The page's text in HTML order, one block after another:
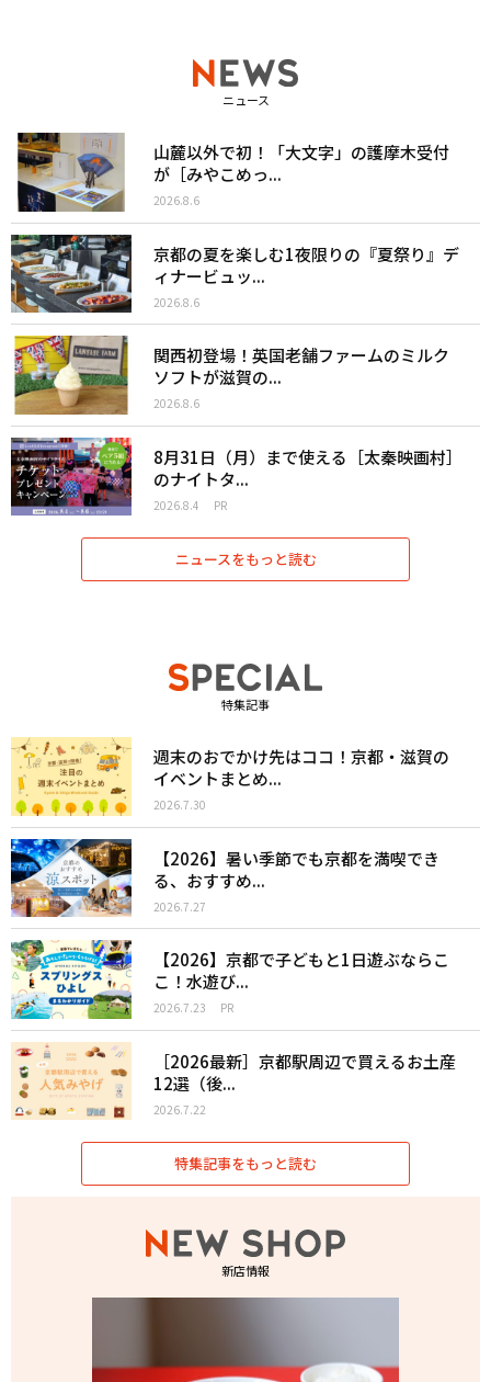
ニュース
山麓以外で初！「大文字」の護摩木受付
が［みやこめっ...
2026.8.6
京都の夏を楽しむ1夜限りの『夏祭り』デ
ィナービュッ...
2026.8.6
関西初登場！英国老舗ファームのミルク
ソフトが滋賀の...
2026.8.6
8月31日（月）まで使える［太秦映画村］
のナイトタ...
2026.8.4 PR
ニュースをもっと読む
特集記事
週末のおでかけ先はココ！京都・滋賀の
イベントまとめ...
2026.7.30
【2026】暑い季節でも京都を満喫でき
る、おすすめ...
2026.7.27
【2026】京都で子どもと1日遊ぶならこ
こ！水遊び...
2026.7.23 PR
［2026最新］京都駅周辺で買えるお土産
12選（後...
2026.7.22
特集記事をもっと読む
新店情報